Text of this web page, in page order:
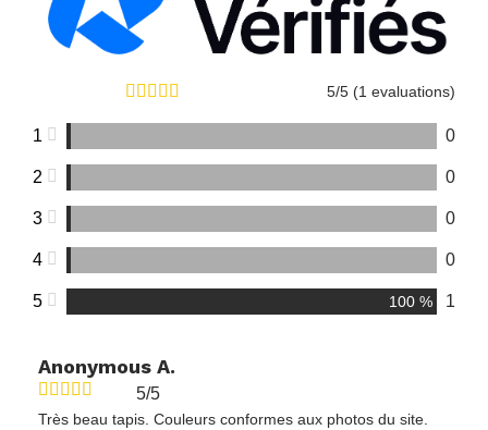
5/5 (1 evaluations)
1 0
2 0
3 0
4 0
5 100 % 1
Anonymous A.
5/5
Très beau tapis. Couleurs conformes aux photos du site.